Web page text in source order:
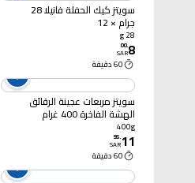
سويتز كيك الحفلة فانيلا 28
جرام × 12
28 g
8
.
00
SAR
60 دقيقة
سويتز مربعات عجينة الرقائق
الهشة الفاخرة 400 غرام
400g
11
.
95
SAR
60 دقيقة